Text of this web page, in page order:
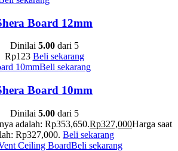
Board 12mm
Dinilai 5.00dari 5
Rp123 Beli sekarang
Beli sekarang
Board 10mm
Dinilai 5.00dari 5
adalah: Rp353,650.Rp327,000Harga saat
Rp327,000. Beli sekarang
Beli sekarang